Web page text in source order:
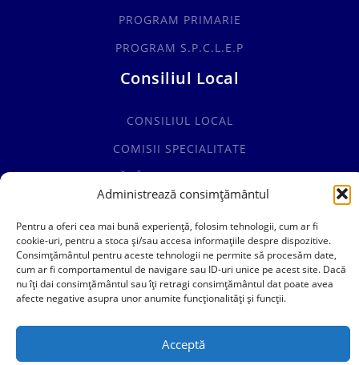
Administrează consimțământul
Pentru a oferi cea mai bună experiență, folosim tehnologii, cum ar fi
cookie-uri, pentru a stoca și/sau accesa informațiile despre dispozitive.
Consimțământul pentru aceste tehnologii ne permite să procesăm date,
cum ar fi comportamentul de navigare sau ID-uri unice pe acest site. Dacă
nu îți dai consimțământul sau îți retragi consimțământul dat poate avea
afecte negative asupra unor anumite funcționalități și funcții.
Acceptă
PROGRAM PRIMARIE
PROGRAM S.P.C.L.E.P
Consiliul Local
CONSILIUL LOCAL
COMISII SPECIALITATE
HOTĂRÂRI CONSILIUL LOCAL
0241769101
contact@primariacogealac.ro